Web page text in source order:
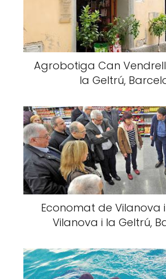
Agrobotiga Can
la Geltrú,
Economat de Vilanova
Vilanova i la Geltrú,